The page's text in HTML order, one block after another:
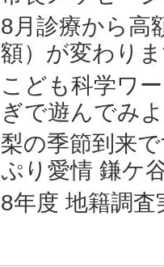
8月診療から高
額）が変わり
こども科学ワ
ぎで遊んでみ
梨の季節到来
ぷり愛情 鎌ケ
8年度 地籍調